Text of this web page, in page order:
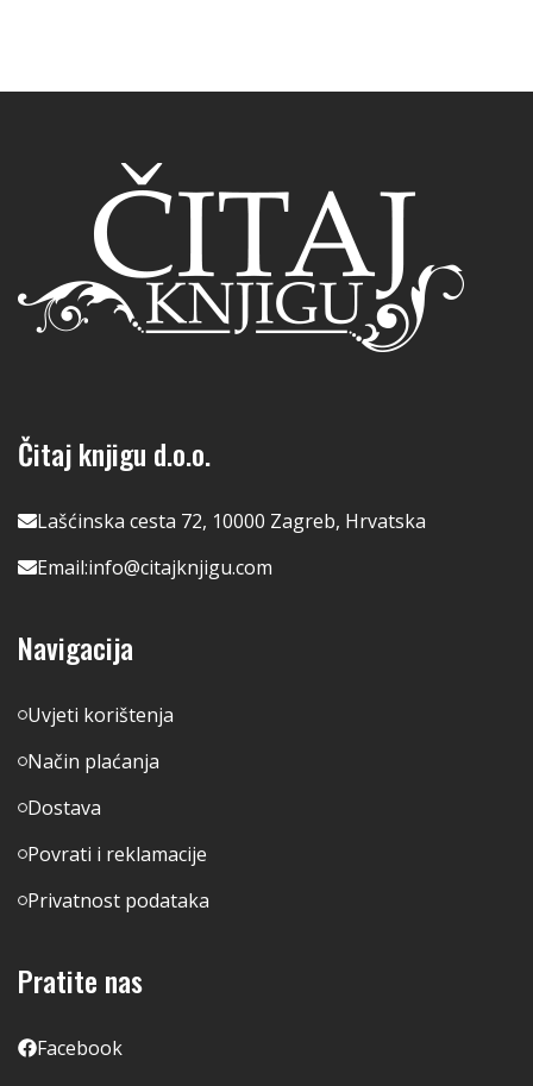
Čitaj knjigu d.o.o.
Lašćinska cesta 72, 10000 Zagreb, Hrvatska
Email:info@citajknjigu.com
Navigacija
Uvjeti korištenja
Način plaćanja
Dostava
Povrati i reklamacije
Privatnost podataka
Pratite nas
Facebook